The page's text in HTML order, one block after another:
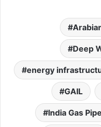
Deep
energy
GAIL
India Gas